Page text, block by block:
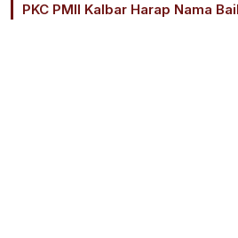
PKC PMII Kalbar Harap Nama